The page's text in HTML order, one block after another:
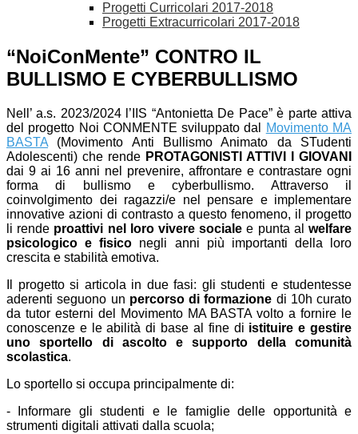
Progetti Curricolari 2017-2018
Progetti Extracurricolari 2017-2018
“NoiConMente” CONTRO IL
BULLISMO E CYBERBULLISMO
Nell’ a.s. 2023/2024 l’IIS “Antonietta De Pace” è parte attiva
del progetto Noi CONMENTE sviluppato dal
Movimento MA
BASTA (Movimento Anti Bullismo Animato da STudenti
Adolescenti) che rende PROTAGONISTI ATTIVI I GIOVANI
dai 9 ai 16 anni nel prevenire, affrontare e contrastare ogni
forma di bullismo e cyberbullismo. Attraverso il
coinvolgimento dei ragazzi/e nel pensare e implementare
innovative azioni di contrasto a questo fenomeno, il progetto
li rende proattivi nel loro vivere socialee punta alwelfare
psicologico e fisico negli anni più importanti della loro
crescita e stabilità emotiva.
Il progetto si articola in due fasi: gli studenti e studentesse
aderenti seguono un percorso di formazione di 10h curato
da tutor esterni del Movimento MA BASTA volto a fornire le
conoscenze e le abilità di base al fine di istituire e gestire
uno sportello di ascolto e supporto della comunità
scolastica.
Lo sportello si occupa principalmente di:
- Informare gli studenti e le famiglie delle opportunità e
strumenti digitali attivati dalla scuola;